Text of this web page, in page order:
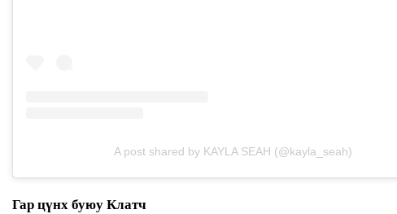
A post shared by KAYLA SEAH (@kayla_seah)
Гар цүнх буюу Клатч